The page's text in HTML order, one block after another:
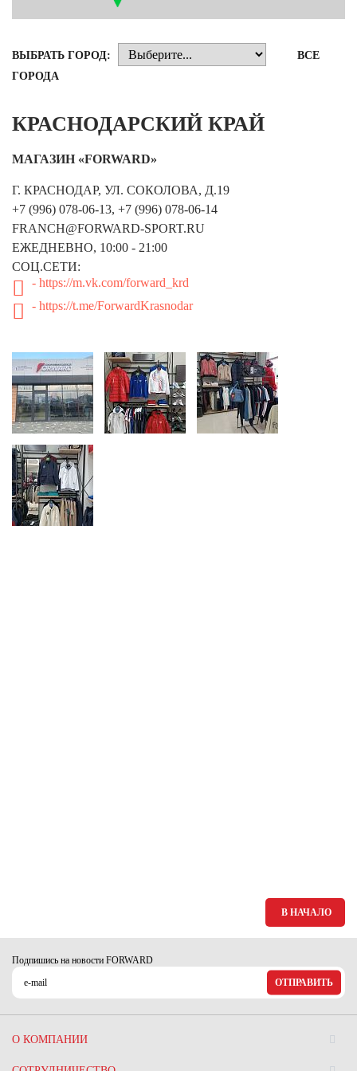
Республика Башкортостан (3)
Ростовская область (2)
Саратовская область (1)
Северная Осетия (2)
Смоленская область (1)
Ставропольский край (5)
Томская область (1)
Тульская область (1)
Тюменская область (3)
Ханты-Мансийский автономный округ (3)
Челябинская область (2)
Ямало-Ненецкий автономный округ (1)
Ярославская область (1)
ВЫБРАТЬ ГОРОД:
ВСЕ
ГОРОДА
КРАСНОДАРСКИЙ КРАЙ
МАГАЗИН «FORWARD»
Г. КРАСНОДАР, УЛ. СОКОЛОВА, Д.19
+7 (996) 078-06-13, +7 (996) 078-06-14
FRANCH@FORWARD-SPORT.RU
ЕЖЕДНЕВНО, 10:00 - 21:00
СОЦ.СЕТИ:
- https://m.vk.com/forward_krd
- https://t.me/ForwardKrasnodar
В НАЧАЛО
Подпишись на новости FORWARD
ОТПРАВИТЬ
О КОМПАНИИ